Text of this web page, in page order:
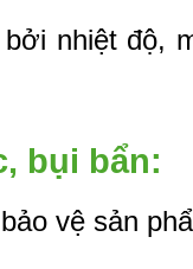
nhiệt độ,
bụi bẩn:
vệ sản